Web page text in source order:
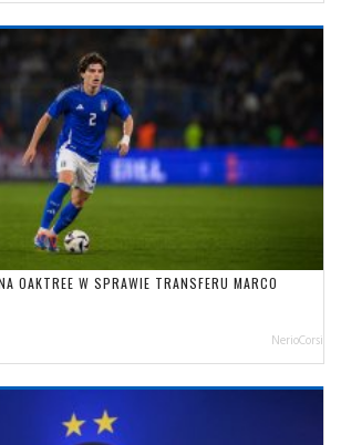
OAKTREE W SPRAWIE TRANSFERU MARCO
NerioCorsi